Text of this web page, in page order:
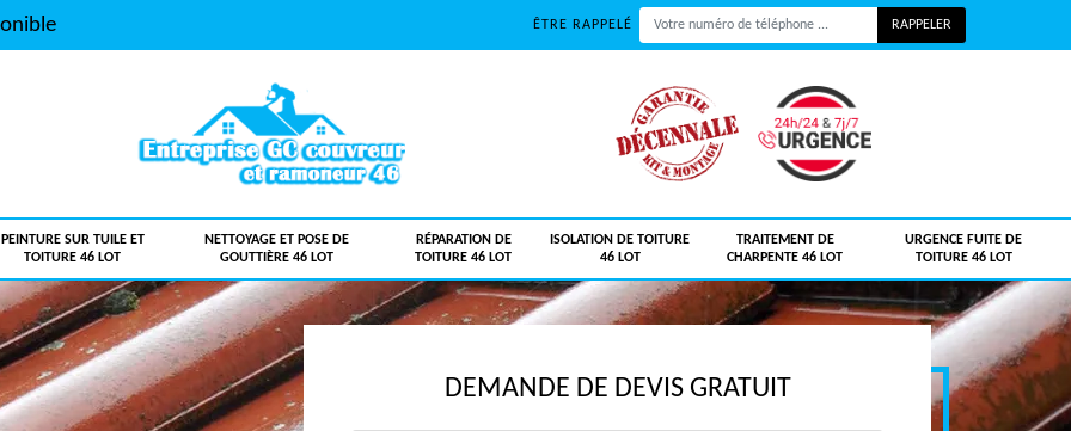
ÊTRE RAPPELÉ
PEINTURE SUR TUILE ET
TOITURE 46 LOT
NETTOYAGE ET POSE DE
GOUTTIÈRE 46 LOT
RÉPARATION DE
TOITURE 46 LOT
ISOLATION DE TOITURE
46 LOT
TRAITEMENT DE
CHARPENTE 46 LOT
URGENCE FUITE DE
TOITURE 46 LOT
DEMANDE DE DEVIS GRATUIT